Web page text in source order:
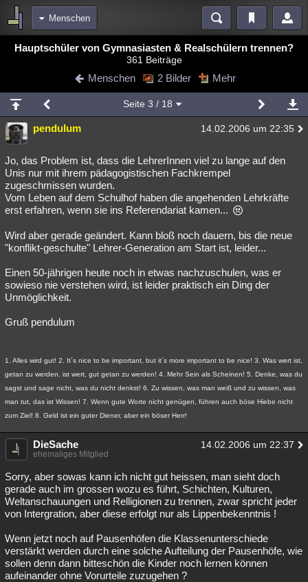
Menschen
Bereiche
Blogs Videos
Chat Wiki Neuigkeiten
meine Rubriken
Menschen Wissenschaft Mystery Kriminalfälle
Spiritualität Verschwörungen Technologie Ufologie
Natur Umfragen Unterhaltung
weitere Rubriken
Astronomie Helpdesk Gruppen Gaming Filme
Musik Clash Verbesserungen Allmystery English
Übersichten
Besucht Teilgenommen
Hauptschüler von Gymnasiasten & Realschülern trennen?
361 Beiträge
Menschen 2 Bilder Mehr
Seite 3 / 18
pendulum 14.02.2006 um 22:35
Jo, das Problem ist, dass die LehrerInnen viel zu lange auf den
Unis nur mit ihrem pädagogistischen Fachkrempel
zugeschmissen wurden.
Vom Leben auf dem Schulhof haben die angehenden Lehrkräfte
erst erfahren, wenn sie ins Referendariat kamen...
Wird aber gerade geändert. Kann bloß noch dauern, bis die neue
"konflikt-geschulte" Lehrer-Generation am Start ist, leider...
Einen 50-jährigen heute noch in etwas nachzuschulen, was er
sowieso nie verstehen wird, ist leider praktisch ein Ding der
Unmöglichkeit.
Gruß pendulum
1. Alles wird gut! 2. It´s nice to be important, but it´s more important to be nice! 3. Was wert ist,
getan zu werden, ist wert, gut getan zu werden! 4. Mehr Sein als Scheinen! 5. Denke, was du
sagst und sage nicht, was du nicht denkst! 6. Zu wissen, was man weiß und zu wissen, was
man tut, das ist Wissen! 7. Wenn gute Worte nicht genügen, führen auch böse Hiebe nicht
zum Ziel! 8. Geld ist ein guter Diener, aber ein böser Herr!
DieSache 14.02.2006 um 22:37
ehemaliges Mitglied
Sorry, aber sowas kann ich nicht gut heissen, man sieht doch
gerade auch im grossen wozu es führt, Schichten, Kulturen,
Weltanschauungen und Relligionen zu trennen, zwar spricht jeder
von Intergration, aber diese erfolgt nur als Lippenbekenntnis !
Wenn jetzt noch auf Pausenhöfen die Klassenunterschiede
verstärkt werden durch eine solche Aufteilung der Pausenhöfe, wie
sollen denn dann bitteschön die Kinder noch lernen können
aufeinander ohne Vorurteile zuzugehen ?